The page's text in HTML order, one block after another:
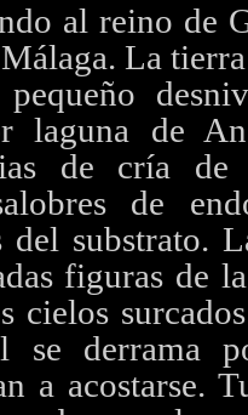
al reino de
La
laguna de
de cría de
de
del substrato.
figuras de
cielos
se derrama
a acostarse.